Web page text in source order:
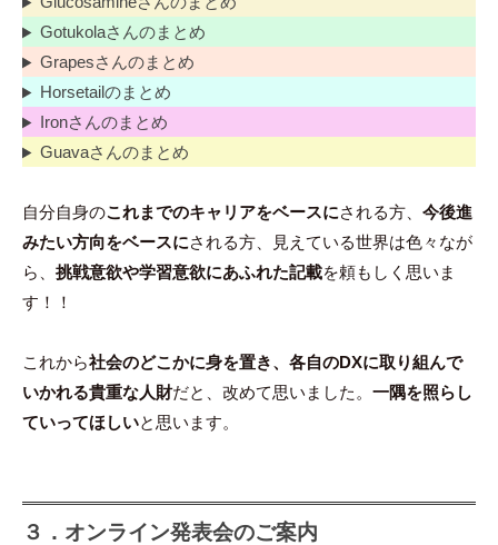
Gotukolaさんのまとめ
Grapesさんのまとめ
Horsetailのまとめ
Ironさんのまとめ
Guavaさんのまとめ
自分自身のこれまでのキャリアをベースにされる方、 今後進
みたい方向をベースにされる方、見えている世界は色々なが
ら、 挑戦意欲や学習意欲にあふれた記載を頼もしく思いま
す！！
これから社会のどこかに身を置き、各自のDXに取り組んで
いかれる貴重な人財だと、改めて思いました。 一隅を照らし
ていってほしいと思います。
３．オンライン発表会のご案内